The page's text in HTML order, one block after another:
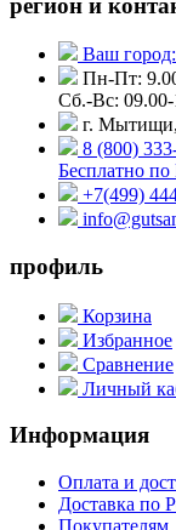
Ваш город:
Пн-Пт:
Сб.-Вс: 09.00-
г.
8 (800)
Бесплатно по
+7(499)
профиль
Корзина
Избранное
Сравнение
Личный
Информация
Оплата и
Доставка по